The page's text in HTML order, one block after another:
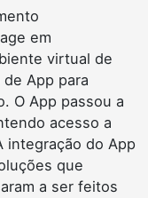
em
virtual de
App para
O App passou a
acesso a
integração do App
que
a ser feitos